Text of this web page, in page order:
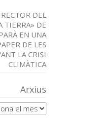
DEL
TIERRA» DE
EN UNA
DE LES
LA CRISI
CLIMÀTICA
Arxius